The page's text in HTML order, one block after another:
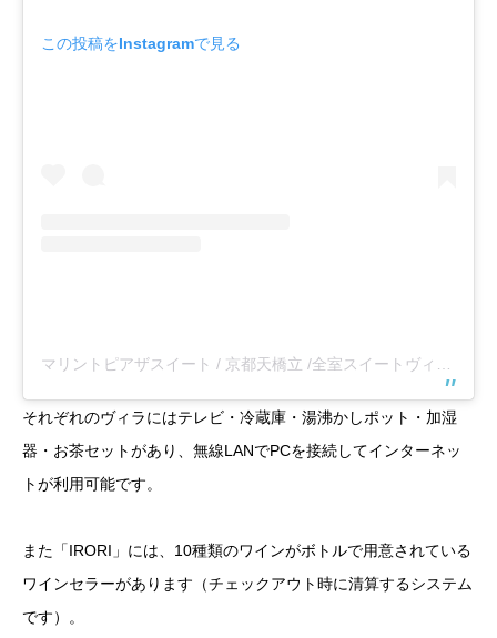
この投稿をInstagramで見る
それぞれのヴィラにはテレビ・冷蔵庫・湯沸かしポット・加湿
器・お茶セットがあり、無線LANでPCを接続してインターネッ
トが利用可能です。
また「IRORI」には、10種類のワインがボトルで用意されている
ワインセラーがあります（チェックアウト時に清算するシステム
です）。